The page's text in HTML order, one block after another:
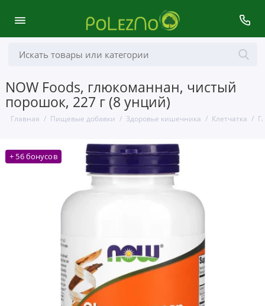
NOW Foods, глюкоманнан, чистый
порошок, 227 г (8 унций)
Главная Пищевые добавки Здоровье кишечника Клетчатка
+ 56 бонусов